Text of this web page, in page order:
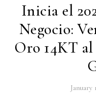
Inicia el
Negocio:
Oro 14KT
January